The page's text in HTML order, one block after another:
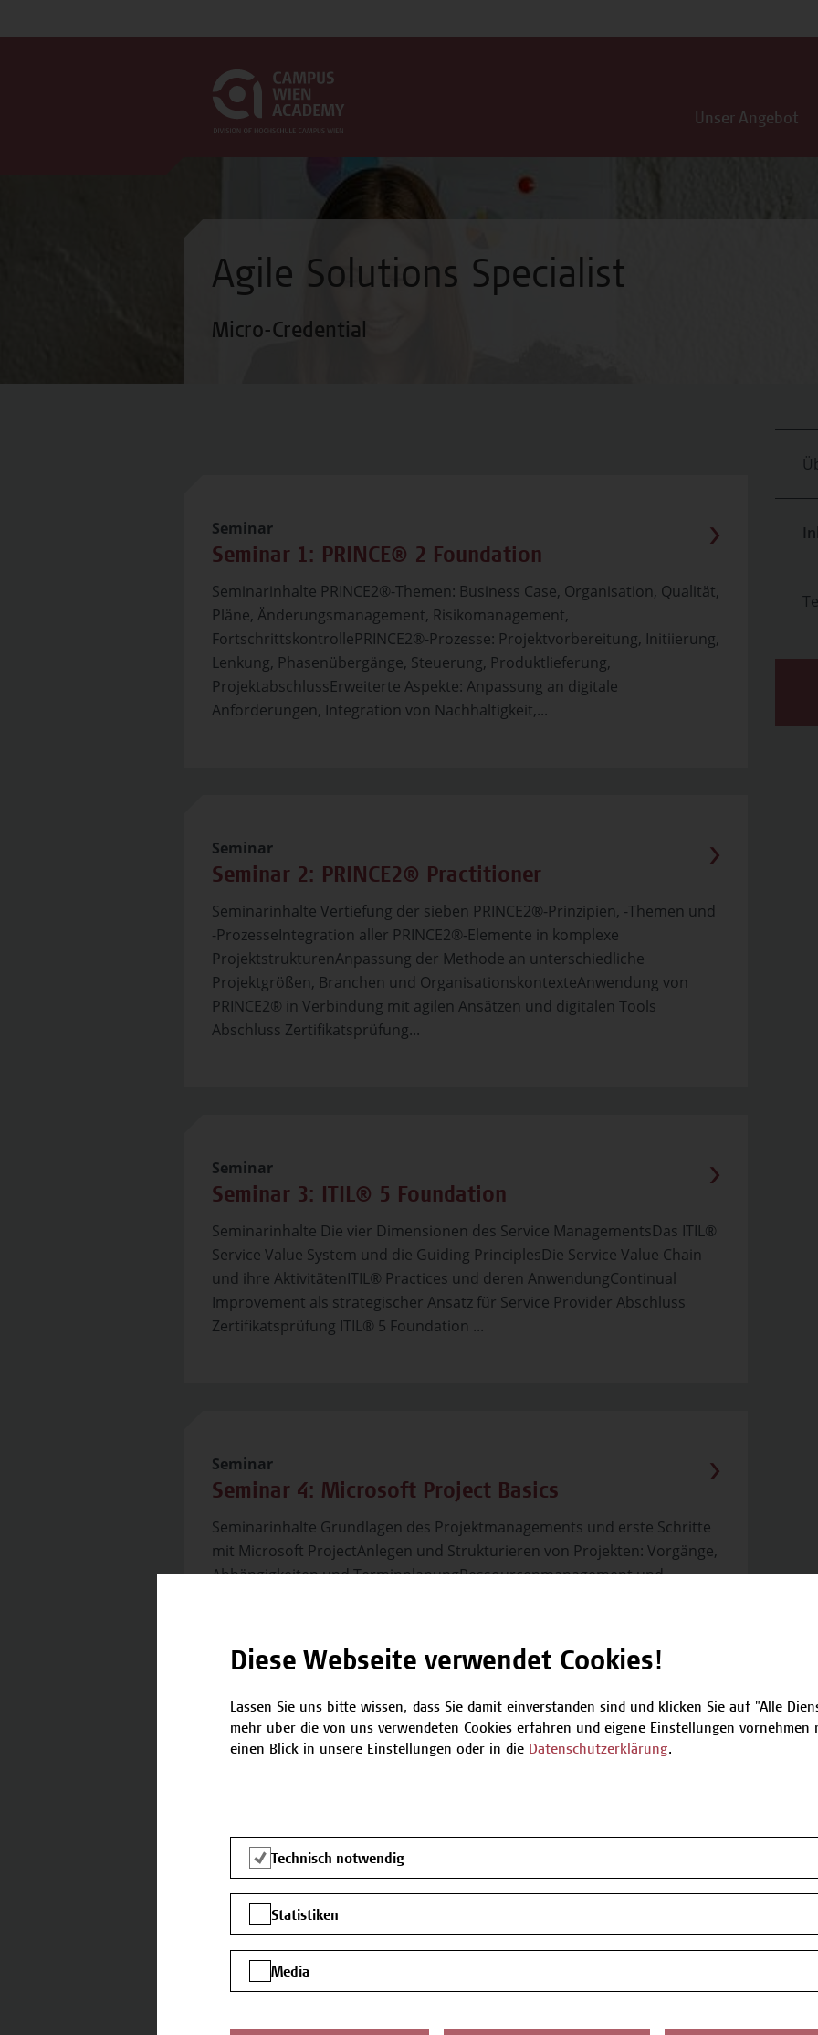
Unser Angebot
Agile Solutions Specialist
Micro-Credential
Seminar
Seminar 1: PRINCE® 2 Foundation
Seminarinhalte PRINCE2®-Themen: Business Case, Organisation, Qualität,
Pläne, Änderungsmanagement, Risikomanagement,
FortschrittskontrollePRINCE2®-Prozesse: Projektvorbereitung, Initiierung,
Lenkung, Phasenübergänge, Steuerung, Produktlieferung,
ProjektabschlussErweiterte Aspekte: Anpassung an digitale
Anforderungen, Integration von Nachhaltigkeit,...
Seminar
Seminar 2: PRINCE2® Practitioner
Seminarinhalte Vertiefung der sieben PRINCE2®-Prinzipien, -Themen und
-ProzesseIntegration aller PRINCE2®-Elemente in komplexe
ProjektstrukturenAnpassung der Methode an unterschiedliche
Projektgrößen, Branchen und OrganisationskontexteAnwendung von
PRINCE2® in Verbindung mit agilen Ansätzen und digitalen Tools
Abschluss Zertifikatsprüfung...
Seminar
Seminar 3: ITIL® 5 Foundation
Seminarinhalte Die vier Dimensionen des Service ManagementsDas ITIL®
Service Value System und die Guiding PrinciplesDie Service Value Chain
und ihre AktivitätenITIL® Practices und deren AnwendungContinual
Improvement als strategischer Ansatz für Service Provider Abschluss
Zertifikatsprüfung ITIL® 5 Foundation ...
Seminar
Seminar 4: Microsoft Project Basics
Seminarinhalte Grundlagen des Projektmanagements und erste Schritte
mit Microsoft ProjectAnlegen und Strukturieren von Projekten: Vorgänge,
Abhängigkeiten und TerminplanungRessourcenmanagement und
FortschrittsverfolgungAnpassung von Microsoft Project an...
Requirements Engineering – Foundation Level
Seminarinhalte Aufgaben und Rollen im Requirements
EngineeringFestlegung von Projektumfang und
SchnittstellenModellierungstechniken: Geschäftsprozessmodelle und
analyseQualitätssicherung von AnforderungenVarianten- und Release-
ManagementEinsatz von Requirements-Werkzeugen im digitalen Umfeld
Diese Webseite verwendet Cookies!
Lassen Sie uns bitte wissen, dass Sie damit einverstanden sind und klicken Sie auf "Alle
mehr über die von uns verwendeten Cookies erfahren und eigene Einstellungen
einen Blick in unsere Einstellungen oder in die Datenschutzerklärung.
Technisch notwendig
Statistiken
Media